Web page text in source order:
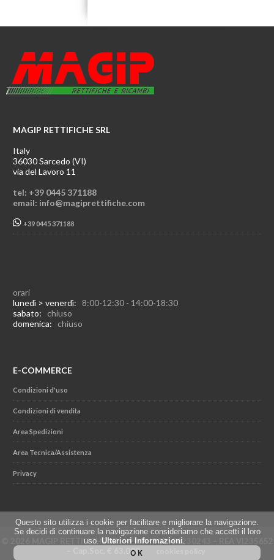
MAGIP RETTIFICHE SRL
Italy
36030 Sarcedo (VI)
via del Lavoro 11
tel: +39 0445 371188
email: info@magiprettifiche.com
+39 0445 371188
orari
lunedì > venerdì: 8:00-12:30 - 14:00-18:30
sabato: chiuso
domenica: chiuso
E-COMMERCE
Condizioni d'uso
Condizioni di vendita
Area Spedizioni
Area Tecnica/Assistenza
Privacy
© 2026 MAGIP RETTIFICHE SRL - P.IVA IT02501230243 – REA VI235652
– Cap.Soc. € 63.000
Questo sito utilizza i cookie per facilitare e migliorare la navigazione.
Se decidi di continuare la navigazione consideriamo che accetti il loro
uso. Ulteriori Informazioni.